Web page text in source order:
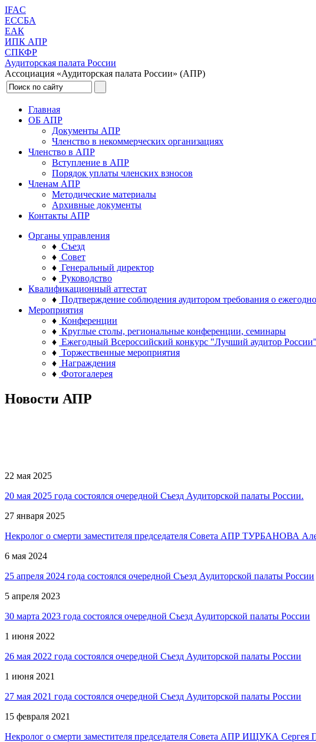
IFAC
ЕССБА
ЕАК
ИПК АПР
СПКФР
Аудиторская палата России
Ассоциация «Аудиторская палата России» (АПР)
Главная
ОБ АПР
Документы АПР
Членство в некоммерческих организациях
Членство в АПР
Вступление в АПР
Порядок уплаты членских взносов
Членам АПР
Методические материалы
Архивные документы
Контакты АПР
Органы управления
♦ Съезд
♦ Совет
♦ Генеральный директор
♦ Руководство
Квалификационный аттестат
♦ Подтверждение соблюдения аудитором требования о
Мероприятия
♦ Конференции
♦ Круглые столы, региональные конференции, семинары
♦ Ежегодный Всероссийский конкурс "Лучший аудитор России"
♦ Торжественные мероприятия
♦ Награждения
♦ Фотогалерея
Новости АПР
22 мая 2025
20 мая 2025 года состоялся очередной Съезд Аудиторской палаты России.
27 января 2025
Некролог о смерти заместителя председателя Совета АПР ТУРБАНОВА
6 мая 2024
25 апреля 2024 года состоялся очередной Съезд Аудиторской палаты России
5 апреля 2023
30 марта 2023 года состоялся очередной Съезд Аудиторской палаты России
1 июня 2022
26 мая 2022 года состоялся очередной Съезд Аудиторской палаты России
1 июня 2021
27 мая 2021 года состоялся очередной Съезд Аудиторской палаты России
15 февраля 2021
Некролог о смерти заместителя председателя Совета АПР ИЩУКА Сергея